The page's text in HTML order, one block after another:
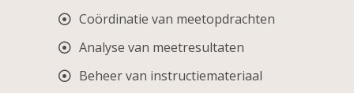
Coördinatie van meetopdrachten
Analyse van meetresultaten
Beheer van instructiemateriaal